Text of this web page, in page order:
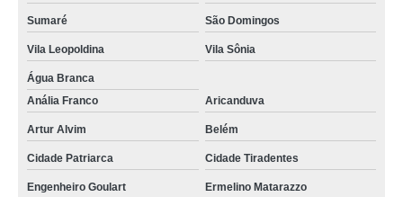
Sumaré São Domingos
Vila Leopoldina Vila Sônia
Água Branca
Anália Franco
Aricanduva
Artur Alvim Belém
Cidade Patriarca Cidade Tiradentes
Engenheiro Goulart Ermelino Matarazzo